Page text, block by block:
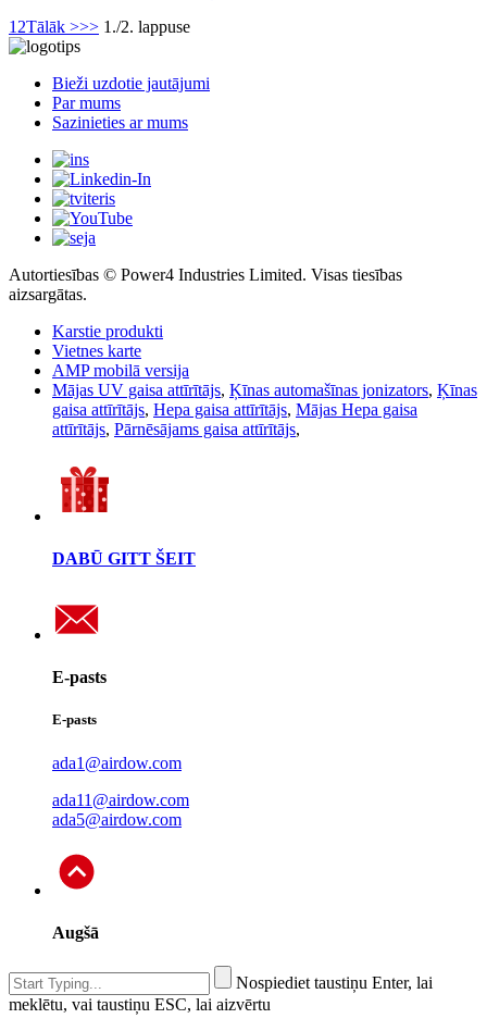
1 2Tālāk >>> 1./2. lappuse
Bieži uzdotie jautājumi
Par mums
Sazinieties ar mums
Autortiesības © Power4 Industries Limited. Visas tiesības
aizsargātas.
Karstie produkti
Vietnes karte
AMP mobilā versija
Mājas UV gaisa attīrītājs, Ķīnas automašīnas jonizators, Ķīnas
gaisa attīrītājs, Hepa gaisa attīrītājs, Mājas Hepa gaisa
attīrītājs, Pārnēsājams gaisa attīrītājs,
DABŪ GITT ŠEIT
E-pasts
E-pasts
ada1@airdow.com
ada11@airdow.com
ada5@airdow.com
Augšā
Nospiediet taustiņu Enter, lai
meklētu, vai taustiņu ESC, lai aizvērtu